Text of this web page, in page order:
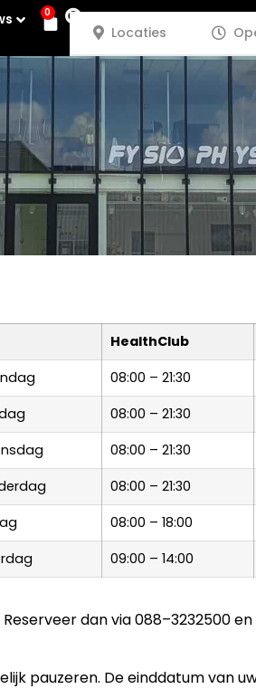
0
Locaties
HealthClub
08:00 – 21:30
08:00 – 21:30
08:00 – 21:30
08:00 – 21:30
08:00 – 18:00
09:00 – 14:00
dan via 088–3232500
pauzeren. De einddatum van